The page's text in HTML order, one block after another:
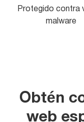
Protegido contra
malware
Obtén
web